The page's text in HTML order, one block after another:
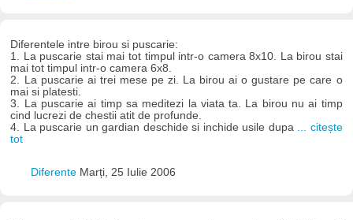
Diferentele intre birou si puscarie:
1. La puscarie stai mai tot timpul intr-o camera 8x10. La birou stai
mai tot timpul intr-o camera 6x8.
2. La puscarie ai trei mese pe zi. La birou ai o gustare pe care o
mai si platesti.
3. La puscarie ai timp sa meditezi la viata ta. La birou nu ai timp
cind lucrezi de chestii atit de profunde.
4. La puscarie un gardian deschide si inchide usile dupa
... citește
tot
Diferente Marți, 25 Iulie 2006